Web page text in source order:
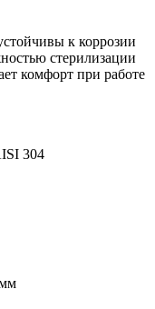
к коррозии
стерилизации
комфорт при работе
304